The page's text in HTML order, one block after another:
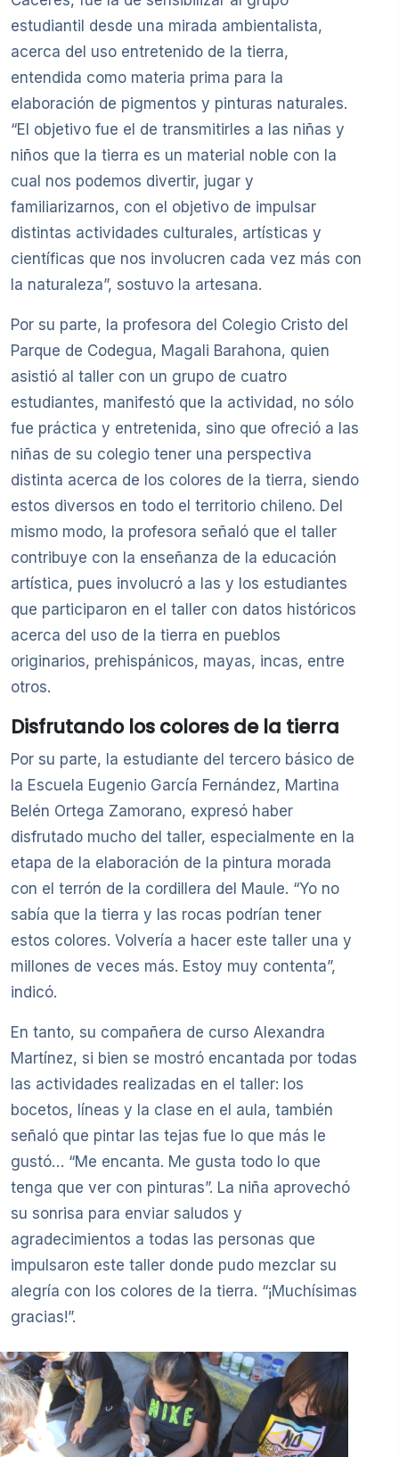
estudiantil desde una mirada ambientalista,
acerca del uso entretenido de la tierra,
entendida como materia prima para la
elaboración de pigmentos y pinturas naturales.
“El objetivo fue el de transmitirles a las niñas y
niños que la tierra es un material noble con la
cual nos podemos divertir, jugar y
familiarizarnos, con el objetivo de impulsar
distintas actividades culturales, artísticas y
científicas que nos involucren cada vez más con
la naturaleza”, sostuvo la artesana.
Por su parte, la profesora del Colegio Cristo del
Parque de Codegua, Magali Barahona, quien
asistió al taller con un grupo de cuatro
estudiantes, manifestó que la actividad, no sólo
fue práctica y entretenida, sino que ofreció a las
niñas de su colegio tener una perspectiva
distinta acerca de los colores de la tierra, siendo
estos diversos en todo el territorio chileno. Del
mismo modo, la profesora señaló que el taller
contribuye con la enseñanza de la educación
artística, pues involucró a las y los estudiantes
que participaron en el taller con datos históricos
acerca del uso de la tierra en pueblos
originarios, prehispánicos, mayas, incas, entre
otros.
Disfrutando los colores de la tierra
Por su parte, la estudiante del tercero básico de
la Escuela Eugenio García Fernández, Martina
Belén Ortega Zamorano, expresó haber
disfrutado mucho del taller, especialmente en la
etapa de la elaboración de la pintura morada
con el terrón de la cordillera del Maule. “Yo no
sabía que la tierra y las rocas podrían tener
estos colores. Volvería a hacer este taller una y
millones de veces más. Estoy muy contenta”,
indicó.
En tanto, su compañera de curso Alexandra
Martínez, si bien se mostró encantada por todas
las actividades realizadas en el taller: los
bocetos, líneas y la clase en el aula, también
señaló que pintar las tejas fue lo que más le
gustó… “Me encanta. Me gusta todo lo que
tenga que ver con pinturas”. La niña aprovechó
su sonrisa para enviar saludos y
agradecimientos a todas las personas que
impulsaron este taller donde pudo mezclar su
alegría con los colores de la tierra. “¡Muchísimas
gracias!”.